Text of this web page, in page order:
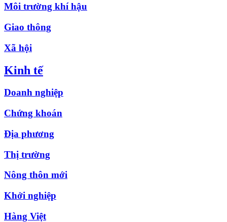
Môi trường khí hậu
Giao thông
Xã hội
Kinh tế
Doanh nghiệp
Chứng khoán
Địa phương
Thị trường
Nông thôn mới
Khởi nghiệp
Hàng Việt